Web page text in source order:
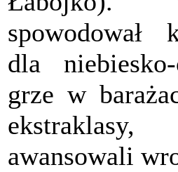
spowodował
dla
grze w
awansowali